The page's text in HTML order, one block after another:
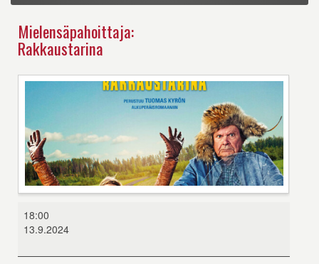
Mielensäpahoittaja:
Rakkaustarina
Rakkaustarina
18:00
13.9.2024